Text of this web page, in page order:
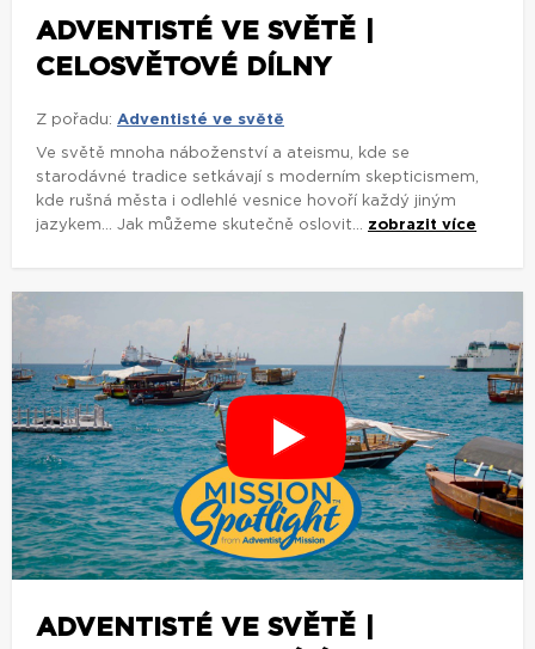
ADVENTISTÉ VE SVĚTĚ |
CELOSVĚTOVÉ DÍLNY
Z pořadu: Adventisté ve světě
Ve světě mnoha náboženství a ateismu, kde se
starodávné tradice setkávají s moderním skepticismem,
kde rušná města i odlehlé vesnice hovoří každý jiným
jazykem... Jak můžeme skutečně oslovit... zobrazit více
ADVENTISTÉ VE SVĚTĚ |